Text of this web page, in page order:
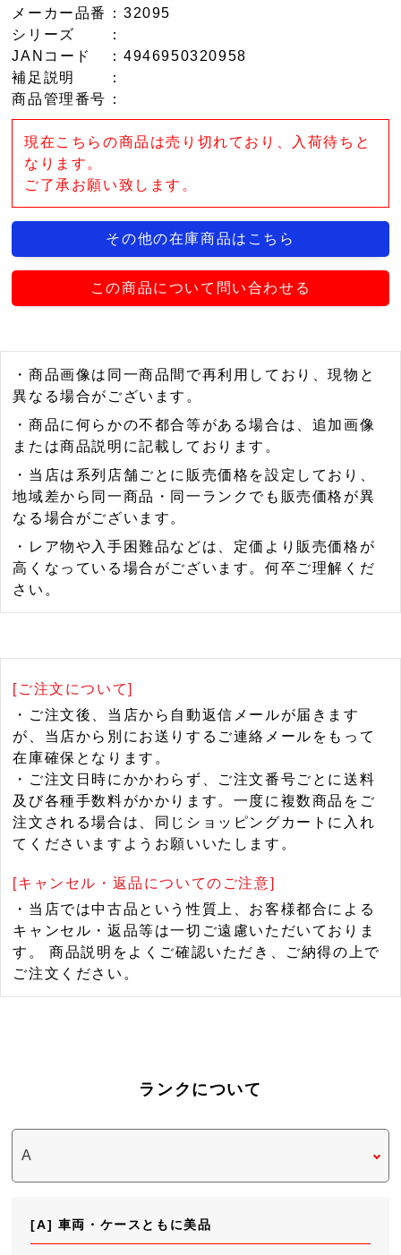
メーカー品番
：32095
シリーズ
：
JANコード
：4946950320958
補足説明
：
商品管理番号 ：
現在こちらの商品は売り切れており、入荷待ちと
なります。
ご了承お願い致します。
その他の在庫商品はこちら
この商品について問い合わせる
・商品画像は同一商品間で再利用しており、現物と
異なる場合がございます。
・商品に何らかの不都合等がある場合は、追加画像
または商品説明に記載しております。
・当店は系列店舗ごとに販売価格を設定しており、
地域差から同一商品・同一ランクでも販売価格が異
なる場合がございます。
・レア物や入手困難品などは、定価より販売価格が
高くなっている場合がございます。何卒ご理解くだ
さい。
[ご注文について]
・ご注文後、当店から自動返信メールが届きます
が、当店から別にお送りするご連絡メールをもって
在庫確保となります。
・ご注文日時にかかわらず、ご注文番号ごとに送料
及び各種手数料がかかります。一度に複数商品をご
注文される場合は、同じショッピングカートに入れ
てくださいますようお願いいたします。
[キャンセル・返品についてのご注意]
・当店では中古品という性質上、お客様都合による
キャンセル・返品等は一切ご遠慮いただいておりま
す。 商品説明をよくご確認いただき、ご納得の上で
ご注文ください。
ランクについて
[A] 車両・ケースともに美品